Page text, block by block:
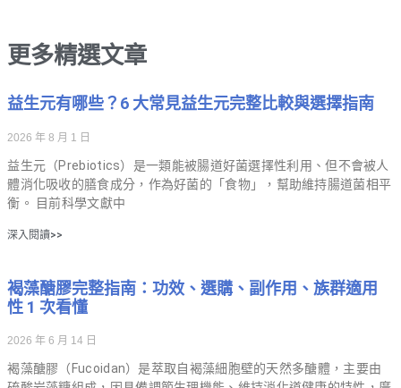
更多精選文章
益生元有哪些？6 大常見益生元完整比較與選擇指南
2026 年 8 月 1 日
益生元（Prebiotics）是一類能被腸道好菌選擇性利用、但不會被人
體消化吸收的膳食成分，作為好菌的「食物」，幫助維持腸道菌相平
衡。 目前科學文獻中
深入閱讀>>
褐藻醣膠完整指南：功效、選購、副作用、族群適用
性 1 次看懂
2026 年 6 月 14 日
褐藻醣膠（Fucoidan）是萃取自褐藻細胞壁的天然多醣體，主要由